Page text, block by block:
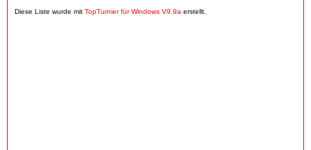
Diese Liste wurde mit TopTurnier für Windows V9.9a erstellt.